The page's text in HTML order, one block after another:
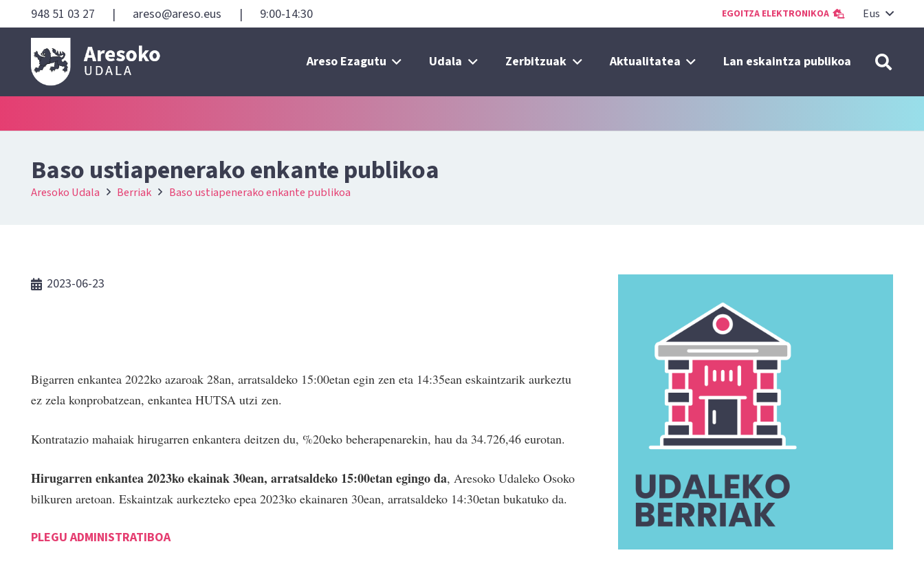
948 51 03 27 | areso@areso.eus | 9:00-14:30 EGOITZA ELEKTRONIKOA Eus
Areso Ezagutu Udala Zerbitzuak Aktualitatea Lan eskaintza publikoa
Baso ustiapenerako enkante publikoa
Aresoko Udala Berriak Baso ustiapenerako enkante publikoa
2023-06-23
Bigarren enkantea 2022ko azaroak 28an, arratsaldeko 15:00etan egin zen eta 14:35ean eskaintzarik aurkeztu
ez zela konprobatzean, enkantea HUTSA utzi zen.
Kontratazio mahaiak hirugarren enkantera deitzen du, %20eko beherapenarekin, hau da 34.726,46 eurotan.
Hirugarren enkantea 2023ko ekainak 30ean, arratsaldeko 15:00etan egingo da, Aresoko Udaleko Osoko
bilkuren aretoan. Eskaintzak aurkezteko epea 2023ko ekainaren 30ean, arratsaldeko 14:30etan bukatuko da.
PLEGU ADMINISTRATIBOA